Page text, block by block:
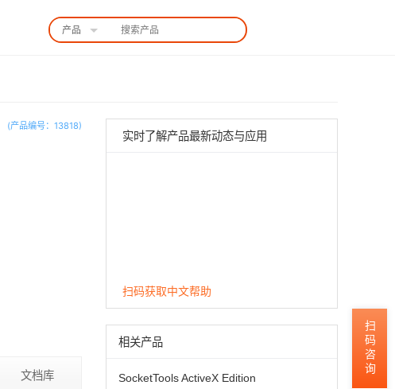
产品
(产品编号：13818)
文档库
实时了解产品最新动态与应用
扫码获取中文帮助
相关产品
SocketTools ActiveX Edition
扫码咨询